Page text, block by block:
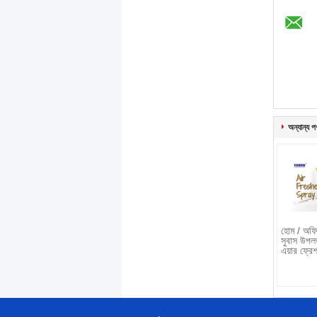
অন্যান্য
হোম /
সুবাস
এয়ার